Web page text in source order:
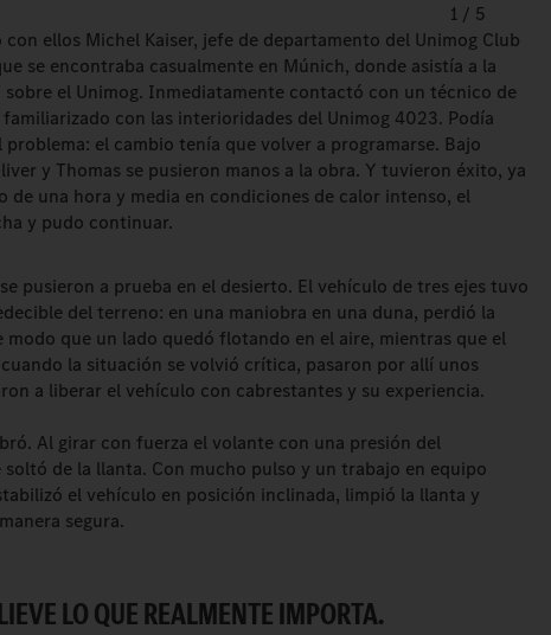
1 / 5
ellos Michel Kaiser, jefe de departamento del Unimog Club
se encontraba casualmente en Múnich, donde asistía a la
el Unimog. Inmediatamente contactó con un técnico de
con las interioridades del Unimog 4023. Podía
el cambio tenía que volver a programarse. Bajo
y Thomas se pusieron manos a la obra. Y tuvieron éxito, ya
de una hora y media en condiciones de calor intenso, el
y pudo continuar.
pusieron a prueba en el desierto. El vehículo de tres ejes tuvo
del terreno: en una maniobra en una duna, perdió la
modo que un lado quedó flotando en el aire, mientras que el
la situación se volvió crítica, pasaron por allí unos
a liberar el vehículo con cabrestantes y su experiencia.
Al girar con fuerza el volante con una presión del
de la llanta. Con mucho pulso y un trabajo en equipo
el vehículo en posición inclinada, limpió la llanta y
segura.
LO QUE REALMENTE IMPORTA.